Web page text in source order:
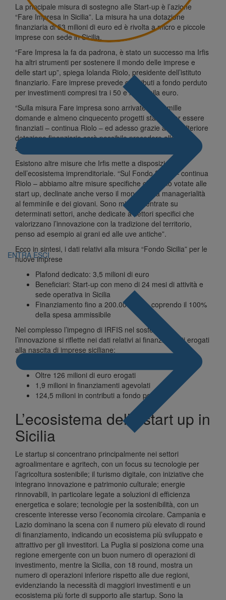
ENTRA ESCI
La principale misura di sostegno alle Start-up è l’azione
“Fare Impresa in Sicilia”. La misura ha una dotazione
finanziaria di 53 milioni di euro ed è rivolta a micro e piccole
imprese con sede in Sicilia.
“Fare Impresa la fa da padrona, è stato un successo ma Irfis
ha altri strumenti per sostenere il mondo delle imprese e
delle start up”, spiega Iolanda Riolo, presidente dell’istituto
finanziario. Fare imprese prevede contributi a fondo perduto
per investimenti compresi tra i 50 e i 300 mila euro.
“Sulla misura Fare impresa sono arrivate più di mille
domande e almeno cinquecento progetti stanno per essere
finanziati – continua Riolo – ed adesso grazie a una ulteriore
dotazione finanziaria sarà possibile procedere allo
scorrimento della graduatoria”.
Esistono altre misure che Irfis mette a disposizione
dell’ecosistema imprenditoriale. “Sul Fondo Sicilia – continua
Riolo – abbiamo altre misure specifiche che sono votate alle
start up, declinate anche verso il mondo della managerialità
al femminile e dei giovani. Sono misure centrate su
determinati settori, anche dedicate a settori specifici che
valorizzano l’innovazione con la tradizione del territorio,
penso ad esempio ai grani ed alle uve antiche”.
Ecco in sintesi, i dati relativi alla misura “Fondo Sicilia” per le
nuove imprese
Plafond dedicato: 3,5 milioni di euro
Beneficiari: Start-up con meno di 24 mesi di attività e
sede operativa in Sicilia
Finanziamento fino a 200.000 euro, coprendo il 100%
della spesa ammissibile
Nel complesso l’impegno di IRFIS nel sostenere
l’innovazione si riflette nei dati relativi ai finanziamenti erogati
alla nascita di imprese siciliane:
Oltre 126 milioni di euro erogati
1,9 milioni in finanziamenti agevolati
124,5 milioni in contributi a fondo perduto
L’ecosistema delle start up in
Sicilia
Le startup si concentrano principalmente nei settori
agroalimentare e agritech, con un focus su tecnologie per
l’agricoltura sostenibile; il turismo digitale, con iniziative che
integrano innovazione e patrimonio culturale; energie
rinnovabili, in particolare legate a soluzioni di efficienza
energetica e solare; tecnologie per la sostenibilità, con un
crescente interesse verso l’economia circolare. Campania e
Lazio dominano la scena con il numero più elevato di round
di finanziamento, indicando un ecosistema più sviluppato e
attrattivo per gli investitori. La Puglia si posiziona come una
regione emergente con un buon numero di operazioni di
investimento, mentre la Sicilia, con 18 round, mostra un
numero di operazioni inferiore rispetto alle due regioni,
evidenziando la necessità di maggiori investimenti e un
ecosistema più forte di supporto alle startup. Sono la